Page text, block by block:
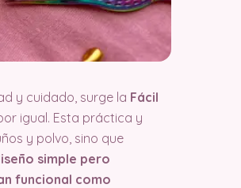
y cuidado, surge la Fácil
igual. Esta práctica y
y polvo, sino que
simple pero
funcional como